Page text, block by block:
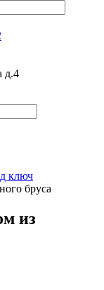
д.4
ключ
бруса
из